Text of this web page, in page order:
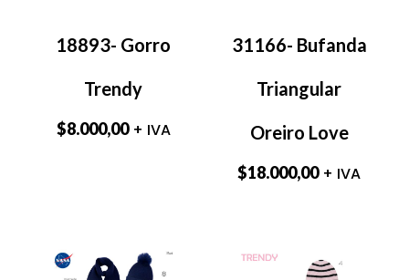
18893- Gorro
Trendy
$8.000,00 + IVA
31166- Bufanda
Triangular
Oreiro Love
$18.000,00 + IVA